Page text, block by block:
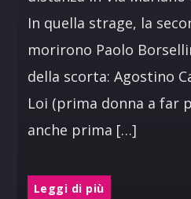
In quella strage, la
morirono Paolo
della scorta: Agostino
Loi (prima donna a far
anche prima […]
Leggi di più